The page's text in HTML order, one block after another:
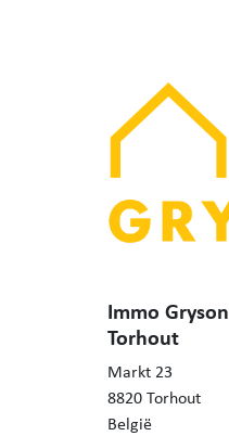
Immo Gryson
Torhout
Markt 23
8820 Torhout
België